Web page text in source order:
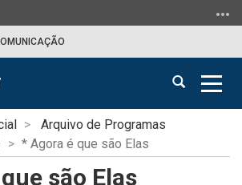
Abrir
Arquivo de Programas
* Agora é que são Elas
são Elas